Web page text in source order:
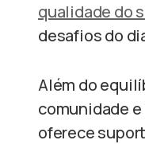
qualidade do
desafios do
Além do
comunidade
oferece